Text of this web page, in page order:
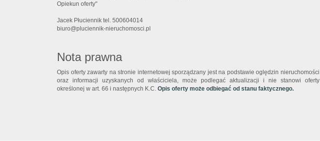
Opiekun oferty"
Jacek Płuciennik tel. 500604014
biuro@pluciennik-nieruchomosci.pl
Nota prawna
Opis oferty zawarty na stronie internetowej sporządzany jest na podstawie oględzin nieruchomości
oraz informacji uzyskanych od właściciela, może podlegać aktualizacji i nie stanowi oferty
określonej w art. 66 i następnych K.C. Opis oferty może odbiegać od stanu faktycznego.